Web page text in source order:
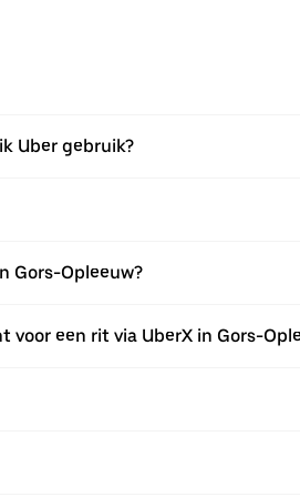
Uber gebruik?
Gors-Opleeuw?
een rit via UberX in Gors-